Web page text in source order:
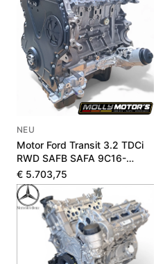
NEU
Motor Ford Transit 3.2 TDCi
RWD SAFB SAFA 9C16-
6006-BA 1711975
€ 5.703,75